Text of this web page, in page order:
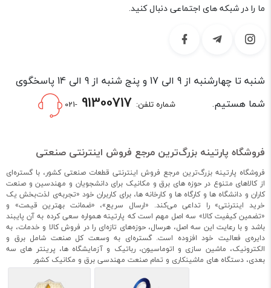
ما را در شبکه های اجتماعی دنبال کنید.
شنبه تا چهارشنبه از 9 الی 17 و پنج شنبه از 9 الی 14 پاسخگوی
شما هستیم.
شماره تلفن: -021
فروشگاه پارتینه بزرگ‌ترین مرجع فروش اینترنتی صنعتی
فروشگاه پارتینه بزرگ‌ترین مرجع فروش اینترنتی قطعات صنعتی کشور، با گستره‌ای
از کالاهای متنوع در حوزه های برق و مکانیک برای دانشجویان و مهندسین و صنعت
کاران و دانشگاه ها و کارگاه ها و کارخانه ها، برای کاربران خود «تجربه‌ی لذت‌بخش یک
خرید اینترنتی» را تداعی می‌کند. «ارسال سریع»، «ضمانت بهترین قیمت» و
«تضمین کیفیت کالا» سه اصل مهم است که پارتینه همواره سعی کرده به آن پایبند
باشد و با رعایت این سه اصل، هرسال، حوزه‌های تازه‌ای را در فروش کالا و خدمات، به
دایره‌ی فعالیت خود افزوده است. گستره‌ای به وسعت کل صنعت شامل برق و
الکترونیک، ماشین سازی و اتوماسیون، رباتیک و آزمایشگاه ها، پرینتر های سه
بعدی، دستگاه های ماشینکاری و تمام صنعت مهندسی برق و مکانیک کشور